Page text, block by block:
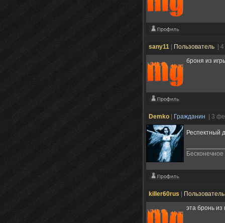
sany11 Пользователь
|
броня из
Demko Гражданин | 3
Респектный
Бесконечное
killer60rus
эта бронь